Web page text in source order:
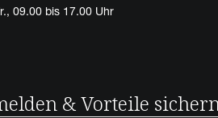
09.00 bis 17.00 Uhr
& Vorteile